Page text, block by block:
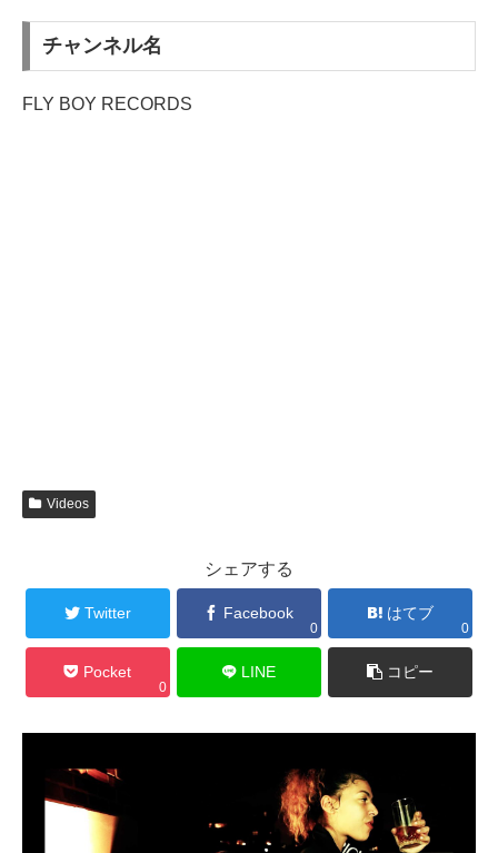
チャンネル名
FLY BOY RECORDS
Videos
シェアする
Twitter Facebook
0
はてブ
0
Pocket
0
LINE コピー